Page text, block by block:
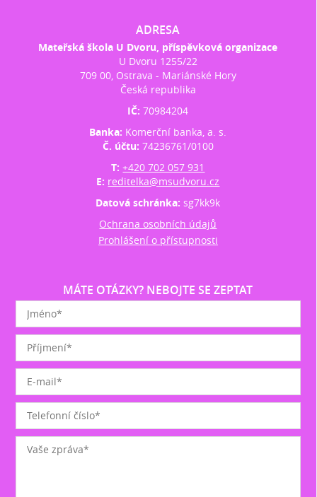
ADRESA
Mateřská škola U Dvoru, příspěvková organizace
U Dvoru 1255/22
709 00, Ostrava - Mariánské Hory
Česká republika
IČ:70984204
Banka: Komerční banka, a. s.
Č. účtu: 74236761/0100
T:+420 702 057 931
E: reditelka@msudvoru.cz
Datová schránka:sg7kk9k
Ochrana osobních údajů
Prohlášení o přístupnosti
MÁTE OTÁZKY? NEBOJTE SE ZEPTAT